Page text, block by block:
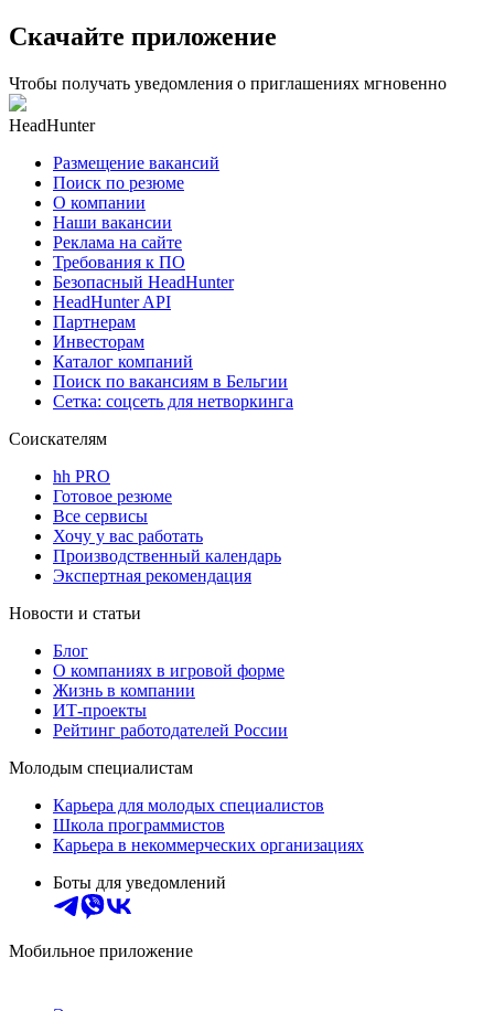
Скачайте приложение
Чтобы получать уведомления о приглашениях мгновенно
HeadHunter
Размещение вакансий
Поиск по резюме
О компании
Наши вакансии
Реклама на сайте
Требования к ПО
Безопасный HeadHunter
HeadHunter API
Партнерам
Инвесторам
Каталог компаний
Поиск по вакансиям в Бельгии
Сетка: соцсеть для нетворкинга
Соискателям
hh PRO
Готовое резюме
Все сервисы
Хочу у вас работать
Производственный календарь
Экспертная рекомендация
Новости и статьи
Блог
О компаниях в игровой форме
Жизнь в компании
ИТ-проекты
Рейтинг работодателей России
Молодым специалистам
Карьера для молодых специалистов
Школа программистов
Карьера в некоммерческих организациях
Боты для уведомлений
Мобильное приложение